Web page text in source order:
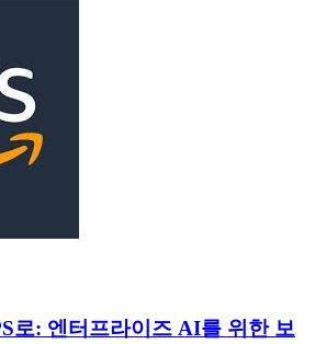
로: 엔터프라이즈 AI를 위한 보